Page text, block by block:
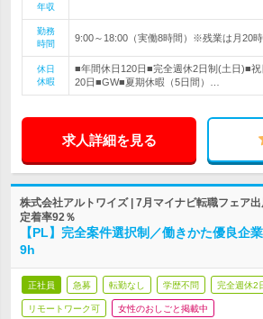
年収
勤務
時間
9:00～18:00（実働8時間）※残業は月20時
休日
休暇
■年間休日120日■完全週休2日制(土日)■
20日■GW■夏期休暇（5日間）…
求人詳細を見る
株式会社アルトワイズ | 7月マイナビ転職フェア
定着率92％
【PL】完全案件選択制／働きかた優良企
9h
正社員 急募 転勤なし 学歴不問 完全週休2
リモートワーク可 女性のおしごと掲載中